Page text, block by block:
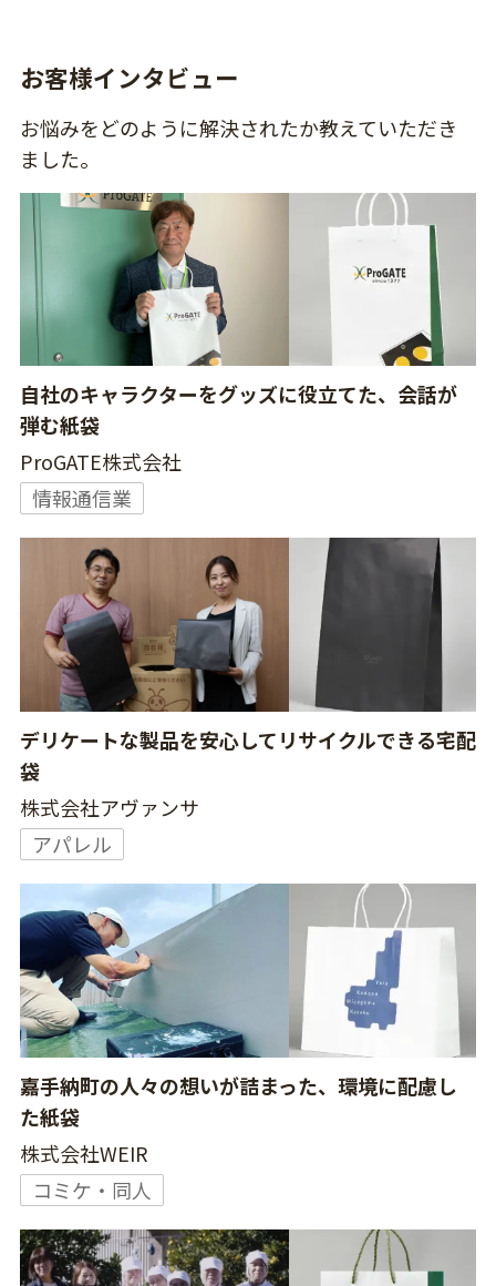
お客様インタビュー
お悩みをどのように解決されたか教えていただき
ました。
自社のキャラクターをグッズに役立てた、会話が
弾む紙袋
ProGATE株式会社
情報通信業
デリケートな製品を安心してリサイクルできる宅配
袋
株式会社アヴァンサ
アパレル
嘉手納町の人々の想いが詰まった、環境に配慮し
た紙袋
株式会社WEIR
コミケ・同人